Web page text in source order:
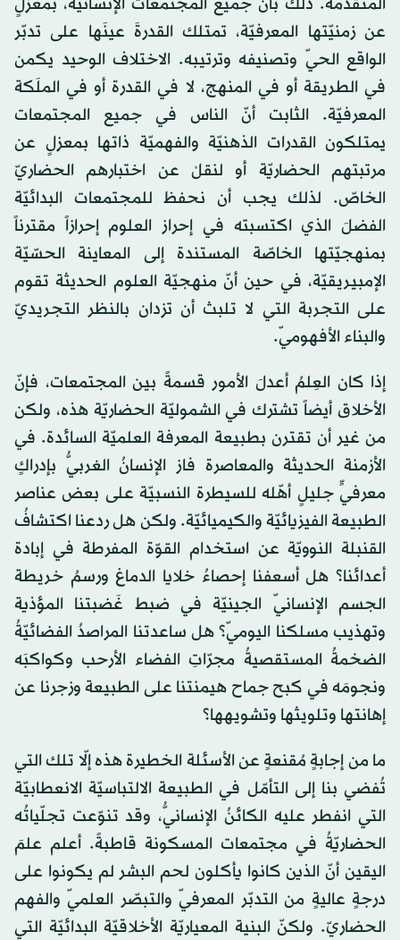
عن زمنيّتها المعرفيّة، تمتلك القدرةَ عينَها على تدبّر
الواقع الحيّ وتصنيفه وترتيبه. الاختلاف الوحيد يكمن
في الطريقة أو في المنهج، لا في القدرة أو في الملَكة
المعرفيّة. الثابت أنّ الناس في جميع المجتمعات
يمتلكون القدرات الذهنيّة والفهميّة ذاتها بمعزلٍ عن
مرتبتهم الحضاريّة أو لنقلْ عن اختبارهم الحضاريّ
الخاصّ. لذلك يجب أن نحفظ للمجتمعات البدائيّة
الفضلَ الذي اكتسبته في إحراز العلوم إحرازاً مقترناً
بمنهجيّتها الخاصّة المستندة إلى المعاينة الحسّيّة
الإمبيريقيّة، في حين أنّ منهجيّة العلوم الحديثة تقوم
على التجربة التي لا تلبث أن تزدان بالنظر التجريديّ
والبناء الأفهوميّ.
إذا كان العِلمُ أعدلَ الأمور قسمةً بين المجتمعات، فإنّ
الأخلاق أيضاً تشترك في الشموليّة الحضاريّة هذه، ولكن
من غير أن تقترن بطبيعة المعرفة العلميّة السائدة. في
الأزمنة الحديثة والمعاصرة فاز الإنسانُ الغربيُّ بإدراكٍ
معرفيٍّ جليلٍ أهّله للسيطرة النسبيّة على بعض عناصر
الطبيعة الفيزيائيّة والكيميائيّة. ولكن هل ردعنا اكتشافُ
القنبلة النوويّة عن استخدام القوّة المفرطة في إبادة
أعدائنا؟ هل أسعفنا إحصاءُ خلايا الدماغ ورسمُ خريطة
الجسم الإنسانيّ الجينيّة في ضبط غَضبتنا المؤذية
وتهذيب مسلكنا اليوميّ؟ هل ساعدتنا المراصدُ الفضائيّةُ
الضخمةُ المستقصيةُ مجرّاتِ الفضاء الأرحب وكواكبَه
ونجومَه في كبح جماح هيمنتنا على الطبيعة وزجرنا عن
إهانتها وتلويثها وتشويهها؟
ما من إجابةٍ مُقنعةٍ عن الأسئلة الخطيرة هذه إلّا تلك التي
تُفضي بنا إلى التأمّل في الطبيعة الالتباسيّة الانعطابيّة
التي انفطر عليه الكائنُ الإنسانيُّ، وقد تنوّعت تجلّياتُه
الحضاريّةُ في مجتمعات المسكونة قاطبةً. أعلم علمَ
اليقين أنّ الذين كانوا يأكلون لحم البشر لم يكونوا على
درجةٍ عاليةٍ من التدبّر المعرفيّ والتبصّر العلميّ والفهم
الحضاريّ. ولكنّ البنية المعياريّة الأخلاقيّة البدائيّة التي